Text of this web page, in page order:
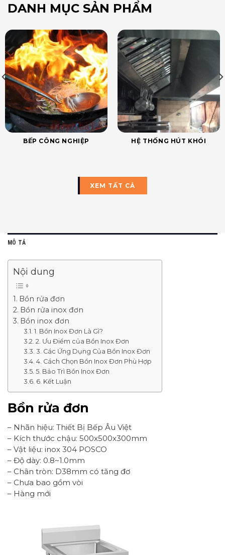
DANH MỤC SẢN PHẨM
BẾP CÔNG NGHIỆP HỆ THỐNG HÚT KHÓI
XEM TẤT CẢ
MÔ TẢ
Nội dung
Bồn rửa đơn
Bồn rửa inox đơn
Bồn inox đơn
1. Bồn Inox Đơn Là Gì?
2. Ưu Điểm của Bồn Inox Đơn
3. Các Ứng Dụng Của Bồn Inox Đơn
4. Cách Chọn Bồn Inox Đơn Phù Hợp
5. Bảo Trì Bồn Inox Đơn
6. Kết Luận
Bồn rửa đơn
– Nhãn hiệu: Thiết Bị Bếp Âu Việt
– Kích thước chậu: 500x500x300mm
– Vật liệu: inox 304 POSCO
– Độ dày: 0.8~1.0mm
– Chân tròn: D38mm có tăng đơ
– Chưa bao gồm vòi
– Hàng mới